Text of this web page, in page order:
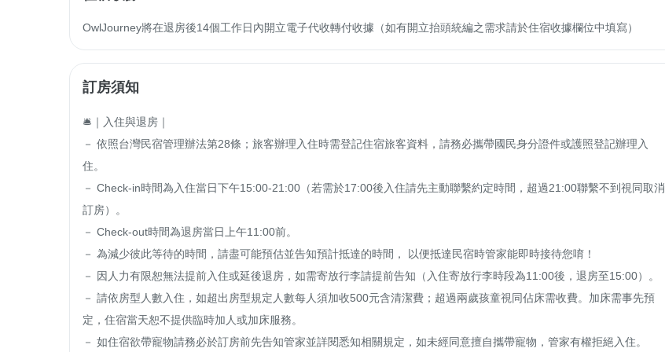
OwlJourney將在退房後14個工作日內開立電子代收轉付收據（如有開立抬頭統編之需求請於住宿收據欄位中填寫）
訂房須知
🛎｜入住與退房｜
－ 依照台灣民宿管理辦法第28條；旅客辦理入住時需登記住宿旅客資料，請務必攜帶國民身分證件或護照登記辦理入
住。
－ Check-in時間為入住當日下午15:00-21:00（若需於17:00後入住請先主動聯繫約定時間，超過21:00聯繫不到視同取消
訂房）。
－ Check-out時間為退房當日上午11:00前。
－ 為減少彼此等待的時間，請盡可能預估並告知預計抵達的時間， 以便抵達民宿時管家能即時接待您唷！
－ 因人力有限恕無法提前入住或延後退房，如需寄放行李請提前告知（入住寄放行李時段為11:00後，退房至15:00）。
－ 請依房型人數入住，如超出房型規定人數每人須加收500元含清潔費；超過兩歲孩童視同佔床需收費。加床需事先預
定，住宿當天恕不提供臨時加人或加床服務。
－ 如住宿欲帶寵物請務必於訂房前先告知管家並詳閱悉知相關規定，如未經同意擅自攜帶寵物，管家有權拒絕入住。